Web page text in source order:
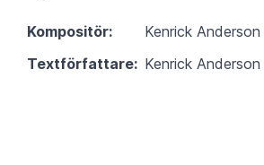
Kompositör:
Kenrick
Textförfattare: Kenrick